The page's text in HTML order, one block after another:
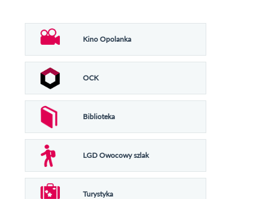
Kino Opolanka
OCK
Biblioteka
LGD Owocowy szlak
Turystyka